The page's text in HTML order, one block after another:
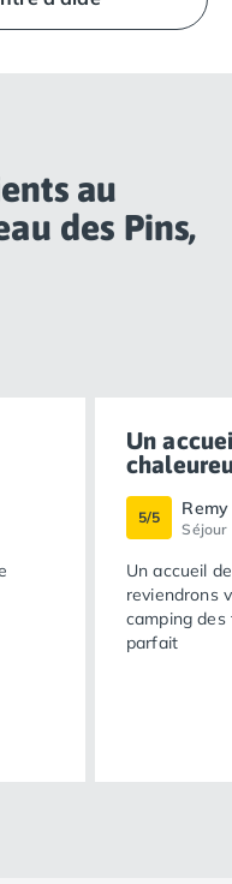
Vacances -
au
des Pins,
Un
5/5 Remy
Séjour
Un accueil
reviendrons
camping
parfait